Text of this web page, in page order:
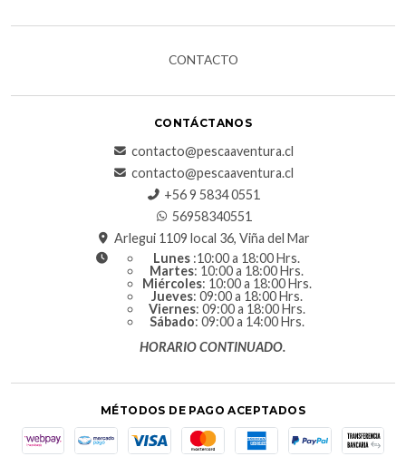
CONTACTO
CONTÁCTANOS
contacto@pescaaventura.cl
contacto@pescaaventura.cl
+56 9 5834 0551
56958340551
Arlegui 1109 local 36, Viña del Mar
Lunes :10:00 a 18:00 Hrs.
Martes: 10:00 a 18:00 Hrs.
Miércoles: 10:00 a 18:00 Hrs.
Jueves: 09:00 a 18:00 Hrs.
Viernes: 09:00 a 18:00 Hrs.
Sábado: 09:00 a 14:00 Hrs.
HORARIO CONTINUADO.
MÉTODOS DE PAGO ACEPTADOS